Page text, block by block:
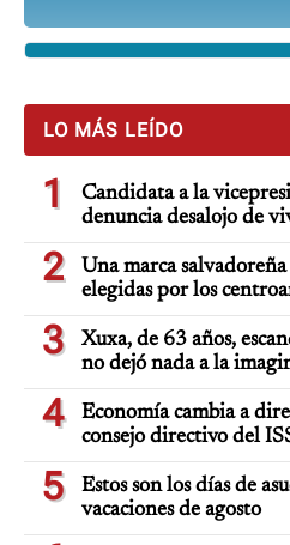
LO MÁS LEÍDO
1
Candidata a la
denuncia desalojo de
2
Una marca
elegidas por los
3
Xuxa, de 63 años,
no dejó nada a la
4
Economía cambia a
consejo directivo del
5
Estos son los días de
vacaciones de agosto